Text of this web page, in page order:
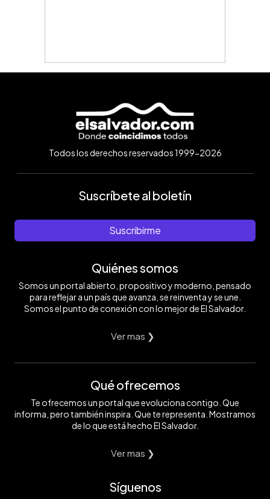
Todos los derechos reservados 1999-2026
Suscríbete al boletín
Suscribirme
Quiénes somos
Somos un portal abierto, propositivo y moderno, pensado
para reflejar a un país que avanza, se reinventa y se une.
Somos el punto de conexión con lo mejor de El Salvador.
Ver mas ❯
Qué ofrecemos
Te ofrecemos un portal que evoluciona contigo. Que
informa, pero también inspira. Que te representa. Mostramos
de lo que está hecho El Salvador.
Ver mas ❯
Síguenos